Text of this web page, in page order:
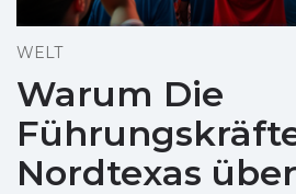
WELT
Warum Die
Nordtexas